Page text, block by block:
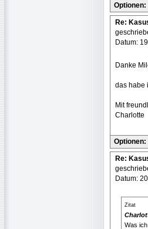
Optionen:
Re:
Datum:
Danke
das habe
Mit
Charlotte
Optionen:
Re:
Datum:
Zitat
Was